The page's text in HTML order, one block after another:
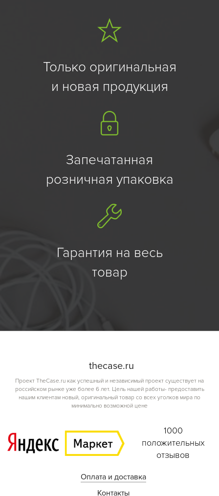
Только оригинальная
и новая продукция
Запечатанная
розничная упаковка
Гарантия на весь
товар
thecase.ru
Проект TheCase.ru как успешный и независимый проект существует на
российском рынке уже более 6 лет. Цель нашей работы- предоставить
нашим клиентам новый, оригинальный товар со всех уголков мира по
минимально возможной цене
1000
положительных
отзывов
Оплата и доставка
Контакты